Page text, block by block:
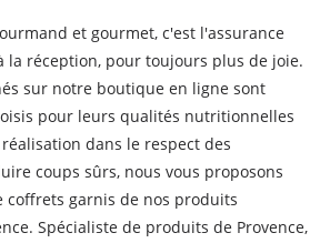
et gourmet, c'est l'assurance
la réception, pour toujours plus de joie.
sur notre boutique en ligne sont
pour leurs qualités nutritionnelles
dans le respect des
coups sûrs, nous vous proposons
coffrets garnis de nos produits
Spécialiste de produits de Provence,